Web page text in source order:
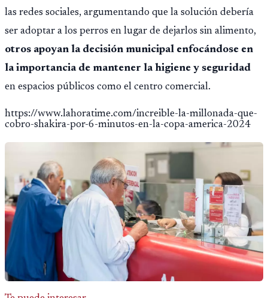
las redes sociales, argumentando que la solución debería
ser adoptar a los perros en lugar de dejarlos sin alimento,
otros apoyan la decisión municipal enfocándose en
la importancia de mantener la higiene y seguridad
en espacios públicos como el centro comercial.
https://www.lahoratime.com/increible-la-millonada-que-
cobro-shakira-por-6-minutos-en-la-copa-america-2024